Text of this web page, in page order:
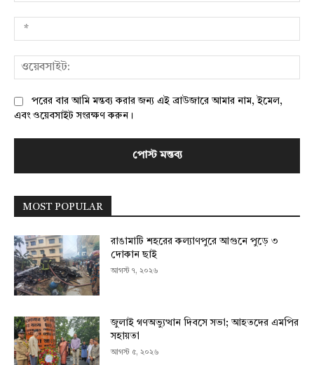
পরের বার আমি মন্তব্য করার জন্য এই ব্রাউজারে আমার নাম, ইমেল,
এবং ওয়েবসাইট সংরক্ষণ করুন।
MOST POPULAR
রাঙামাটি শহরের কল্যাণপুরে আগুনে পুড়ে ৩
দোকান ছাই
আগস্ট ৭, ২০২৬
জুলাই গণঅভ্যুত্থান দিবসে সভা; আহতদের এমপির
সহায়তা
আগস্ট ৫, ২০২৬